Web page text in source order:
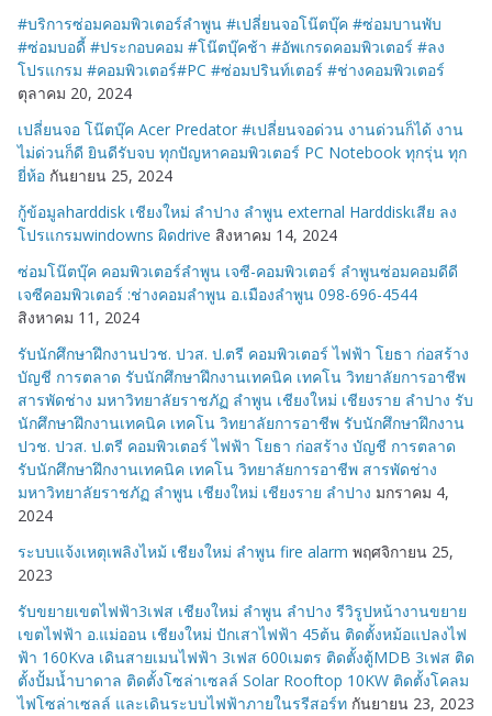
#บริการซ่อมคอมพิวเตอร์ลำพูน #เปลี่ยนจอโน๊ตบุ๊ค #ซ่อมบานพับ
#ซ่อมบอดี้ #ประกอบคอม #โน๊ตบุ๊คช้า #อัพเกรดคอมพิวเตอร์ #ลง
โปรแกรม #คอมพิวเตอร์#PC #ซ่อมปรินท์เตอร์ #ช่างคอมพิวเตอร์
ตุลาคม 20, 2024
เปลี่ยนจอ โน๊ตบุ๊ค Acer Predator #เปลี่ยนจอด่วน งานด่วนก็ได้ งาน
ไม่ด่วนก็ดี ยินดีรับจบ ทุกปัญหาคอมพิวเตอร์ PC Notebook ทุกรุ่น ทุก
ยี่ห้อ กันยายน 25, 2024
กู้ข้อมูลharddisk เชียงใหม่ ลำปาง ลำพูน external Harddiskเสีย ลง
โปรแกรมwindowns ผิดdrive สิงหาคม 14, 2024
ซ่อมโน๊ตบุ๊ค คอมพิวเตอร์ลำพูน เจซี-คอมพิวเตอร์ ลำพูนซ่อมคอมดีดี
เจซีคอมพิวเตอร์ :ช่างคอมลำพูน อ.เมืองลำพูน 098-696-4544
สิงหาคม 11, 2024
รับนักศึกษาฝึกงานปวช. ปวส. ป.ตรี คอมพิวเตอร์ ไฟฟ้า โยธา ก่อสร้าง
บัญชี การตลาด รับนักศึกษาฝึกงานเทคนิค เทคโน วิทยาลัยการอาชีพ
สารพัดช่าง มหาวิทยาลัยราชภัฏ ลำพูน เชียงใหม่ เชียงราย ลำปาง รับ
นักศึกษาฝึกงานเทคนิค เทคโน วิทยาลัยการอาชีพ รับนักศึกษาฝึกงาน
ปวช. ปวส. ป.ตรี คอมพิวเตอร์ ไฟฟ้า โยธา ก่อสร้าง บัญชี การตลาด
รับนักศึกษาฝึกงานเทคนิค เทคโน วิทยาลัยการอาชีพ สารพัดช่าง
มหาวิทยาลัยราชภัฏ ลำพูน เชียงใหม่ เชียงราย ลำปาง มกราคม 4,
2024
ระบบแจ้งเหตุเพลิงไหม้ เชียงใหม่ ลำพูน fire alarm พฤศจิกายน 25,
2023
รับขยายเขตไฟฟ้า3เฟส เชียงใหม่ ลำพูน ลำปาง รีวิรูปหน้างานขยาย
เขตไฟฟ้า อ.แม่ออน เชียงใหม่ ปักเสาไฟฟ้า 45ต้น ติดตั้งหม้อแปลงไฟ
ฟ้า 160Kva เดินสายเมนไฟฟ้า 3เฟส 600เมตร ติดตั้งตู้MDB 3เฟส ติด
ตั้งปั้มน้ำบาดาล ติดตั้งโซล่าเซลล์ Solar Rooftop 10KW ติดตั้งโคลม
ไฟโซล่าเซลล์ และเดินระบบไฟฟ้าภายในรรีสอร์ท กันยายน 23, 2023